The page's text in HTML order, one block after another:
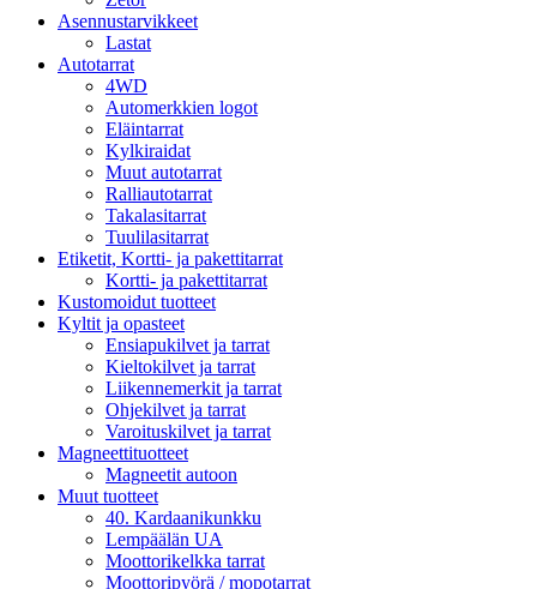
Asennustarvikkeet
Lastat
Autotarrat
4WD
Automerkkien logot
Eläintarrat
Kylkiraidat
Muut autotarrat
Ralliautotarrat
Takalasitarrat
Tuulilasitarrat
Etiketit, Kortti- ja pakettitarrat
Kortti- ja pakettitarrat
Kustomoidut tuotteet
Kyltit ja opasteet
Ensiapukilvet ja tarrat
Kieltokilvet ja tarrat
Liikennemerkit ja tarrat
Ohjekilvet ja tarrat
Varoituskilvet ja tarrat
Magneettituotteet
Magneetit autoon
Muut tuotteet
40. Kardaanikunkku
Lempäälän UA
Moottorikelkka tarrat
Moottoripyörä / mopotarrat